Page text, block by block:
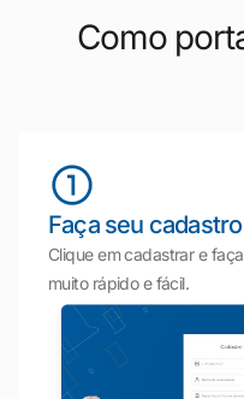
Como
Faça seu cadastro
Clique em cadastrar e
muito rápido e fácil.